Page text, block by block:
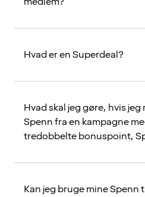
Hvad er en Superdeal?
Hvad skal jeg gøre, hvis
Spenn fra en kampagne
tredobbelte bonuspoint,
Kan jeg bruge mine